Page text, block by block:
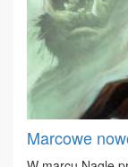
Marcowe